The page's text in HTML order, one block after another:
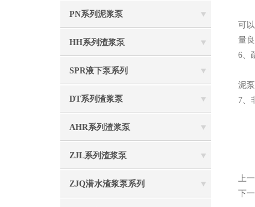
PN系列泥浆泵
HH系列渣浆泵
SPR液下泵系列
DT系列渣浆泵
AHR系列渣浆泵
ZJL系列渣浆泵
ZJQ潜水渣浆泵系列
渣
可
量
6、
在
泥泵
7、
近
上一
下一